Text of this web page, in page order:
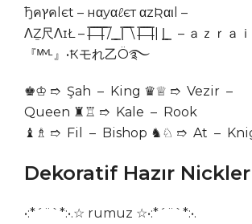
ђคץคlєt – нαуαℓєт αzƦαιl –
ΛẔ尺ΛɪŁ – |̶̿ ̶̿ ̶̿ ̶̿|̿ ̿/ ͇ ͇ |̿ ̿ ̿\ |̶̿ ̶̿ ̶̿ ̶̿|| |͇ ͇ – ａｚｒａｉ
『ᴹᵛᴸ』•Ҟモれ乙Ö࿐
♚♔ ➱ Şah – King ♛♕ ➱ Vezir –
Queen ♜♖ ➱ Kale – Rook
♝♗ ➱ Fil – Bishop ♞♘ ➱ At –
Dekoratif Hazır Nickler
•:*´¨`*:•.☆ rumuz ☆•:*´¨`*:•.